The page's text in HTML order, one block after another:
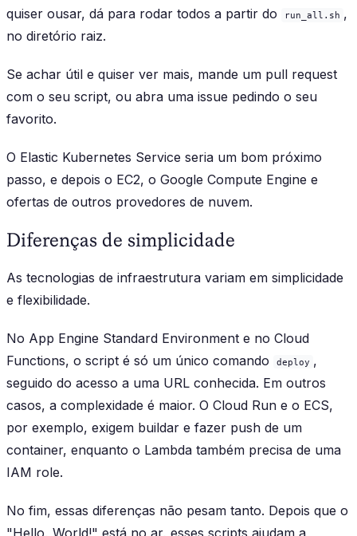
quiser ousar, dá para rodar todos a partir do
run_all.sh ,
no diretório raiz.
Se achar útil e quiser ver mais, mande um pull request
com o seu script, ou abra uma issue pedindo o seu
favorito.
O Elastic Kubernetes Service seria um bom próximo
passo, e depois o EC2, o Google Compute Engine e
ofertas de outros provedores de nuvem.
Diferenças de simplicidade
As tecnologias de infraestrutura variam em simplicidade
e flexibilidade.
No App Engine Standard Environment e no Cloud
Functions, o script é só um único comando
deploy ,
seguido do acesso a uma URL conhecida. Em outros
casos, a complexidade é maior. O Cloud Run e o ECS,
por exemplo, exigem buildar e fazer push de um
container, enquanto o Lambda também precisa de uma
IAM role.
No fim, essas diferenças não pesam tanto. Depois que o
"Hello, World!" está no ar, esses scripts ajudam a